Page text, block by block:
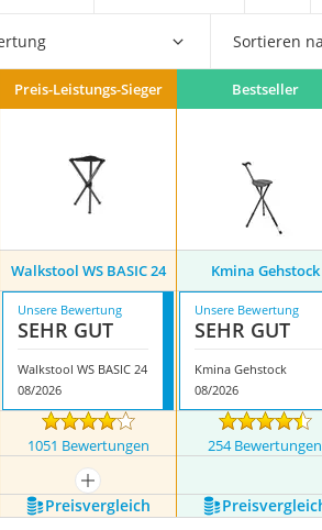
Sortieren
Preis-Leistungs-Sieger Bestseller
Walkstool WS BASIC 24 Kmina Gehstock
Unsere Bewertung
SEHR GUT
Walkstool WS BASIC 24
08/2026
Unsere Bewertung
SEHR GUT
Kmina Gehstock
08/2026
1051 Bewertungen 254 Bewertungen
mehr anzeigen
Preis­vergleich